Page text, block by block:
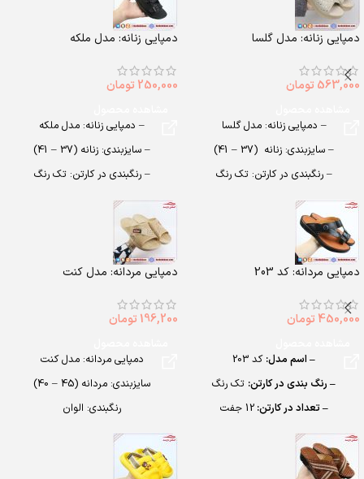
دمپایی زنانه: مدل گلسا
563,000 تومان
– دمپایی زنانه: مدل گلسا
– سایزبندی: زنانه (37 – 41)
– رنگبندی در کارتن: تک رنگ
– تعداد در کارتن: 10 جفت
– جنس زیره: PU
دمپایی زنانه: مدل ملکه
250,000 تومان
– دمپایی زنانه: مدل ملکه
– سایزبندی: زنانه (37 – 41)
– رنگبندی در کارتن: تک رنگ
– تعداد در کارتن:12 جفت
دمپایی مردانه: کد 203
450,000 تومان
– اسم مدل: کد 203
– رنگ بندی در کارتن: تک رنگ
– تعداد در کارتن:12 جفت
– جنس:
– سایزبندی:
دمپایی مردانه: مدل کنت
196,200 تومان
دمپایی مردانه: مدل کنت
سایزبندی: مردانه (45 – 40)
رنگبندی: الوان
تعداد در کارتن: 24 جفت
جنس: Airblowing